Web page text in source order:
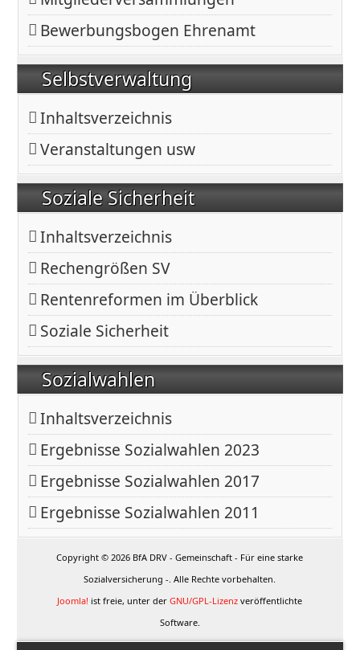
Copyright © 2026 BfA DRV - Gemeinschaft - Für eine starke
Sozialversicherung -. Alle Rechte vorbehalten.
Joomla! ist freie, unter derGNU/GPL-Lizenz veröffentlichte
Software.
Bewerbungsbogen Ehrenamt
Selbstverwaltung
Inhaltsverzeichnis
Veranstaltungen usw
Soziale Sicherheit
Inhaltsverzeichnis
Rechengrößen SV
Rentenreformen im Überblick
Soziale Sicherheit
Sozialwahlen
Inhaltsverzeichnis
Ergebnisse Sozialwahlen 2023
Ergebnisse Sozialwahlen 2017
Ergebnisse Sozialwahlen 2011